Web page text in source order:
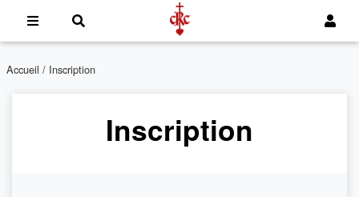
Accueil / Inscription
Inscription